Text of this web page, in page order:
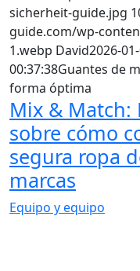
sicherheit-guide.jpg
guide.com/wp-
1.webp David2026-
00:37:38Guantes de
forma óptima
Mix &
sobre cómo
segura ropa
marcas
Equipo y equipo